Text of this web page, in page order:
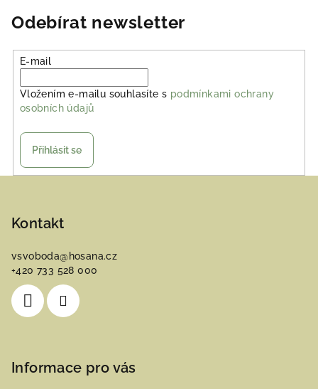
Odebírat newsletter
E-mail
Vložením e-mailu souhlasíte s podmínkami ochrany
osobních údajů
Přihlásit se
Kontakt
vsvoboda@ hosana.cz
+420 733 528 000
Informace pro vás